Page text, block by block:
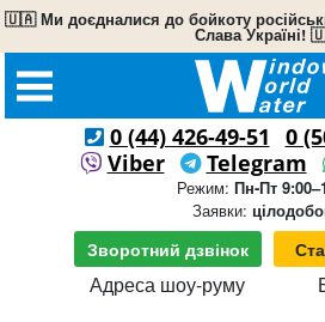
🇺🇦 Ми доєдналися до бойкоту
Слава Україні!
0 (44) 426-49-51
0
Viber
Telegram
Режим: Пн-Пт
Заявки:
Зворотний дзвінок
Адреса шоу-руму